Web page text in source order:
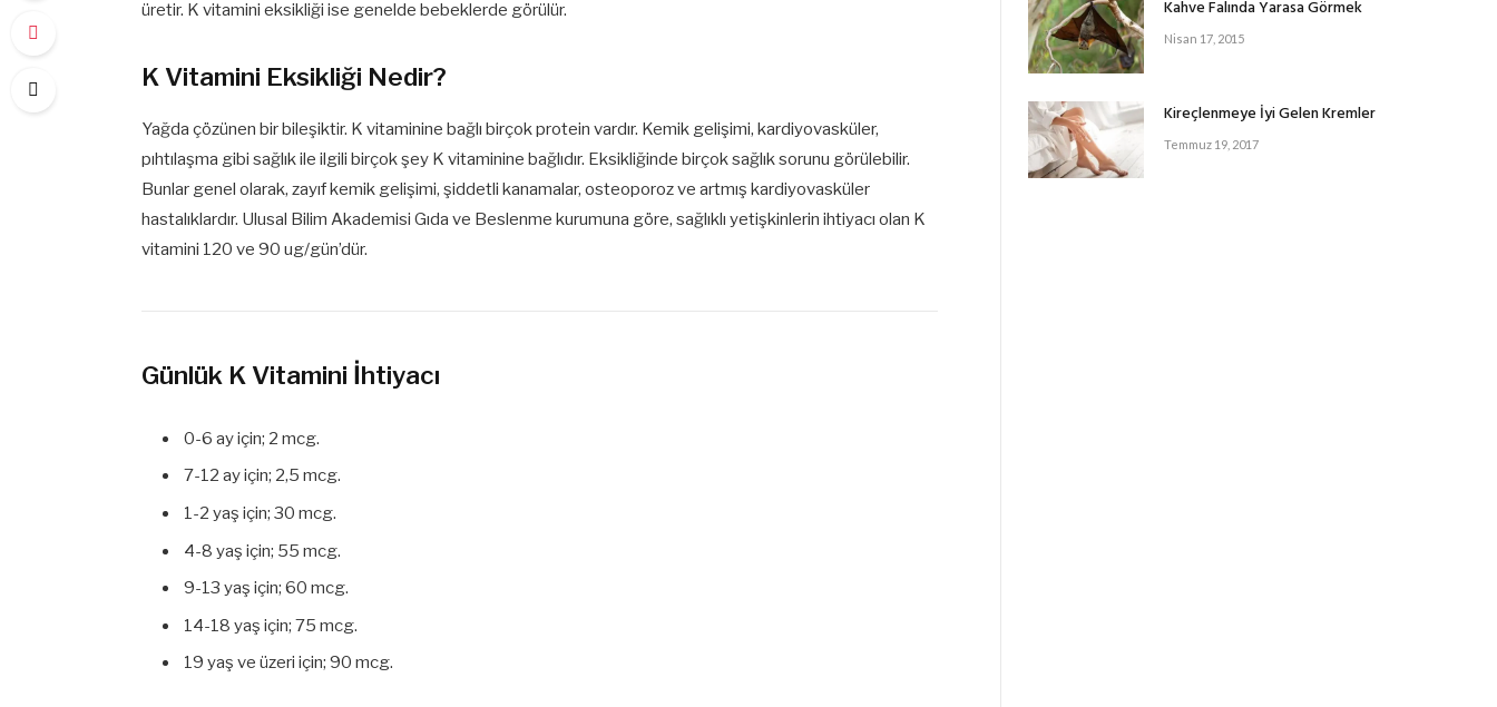
üretir. K vitamini eksikliği ise genelde bebeklerde görülür.
K Vitamini Eksikliği Nedir?
Yağda çözünen bir bileşiktir. K vitaminine bağlı birçok protein vardır. Kemik gelişimi, kardiyovasküler,
pıhtılaşma gibi sağlık ile ilgili birçok şey K vitaminine bağlıdır. Eksikliğinde birçok sağlık sorunu görülebilir.
Bunlar genel olarak, zayıf kemik gelişimi, şiddetli kanamalar, osteoporoz ve artmış kardiyovasküler
hastalıklardır. Ulusal Bilim Akademisi Gıda ve Beslenme kurumuna göre, sağlıklı yetişkinlerin ihtiyacı olan K
vitamini 120 ve 90 ug/gün’dür.
Günlük K Vitamini İhtiyacı
0-6 ay için; 2 mcg.
7-12 ay için; 2,5 mcg.
1-2 yaş için; 30 mcg.
4-8 yaş için; 55 mcg.
9-13 yaş için; 60 mcg.
14-18 yaş için; 75 mcg.
19 yaş ve üzeri için; 90 mcg.
Kahve Falında Yarasa Görmek
Nisan 17, 2015
Kireçlenmeye İyi Gelen Kremler
Temmuz 19, 2017